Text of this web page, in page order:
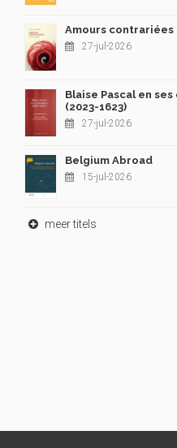
Amours contrariées
27-jul-2026
Blaise Pascal en
(2023-1623)
27-jul-2026
Belgium Abroad
15-jul-2026
meer titels